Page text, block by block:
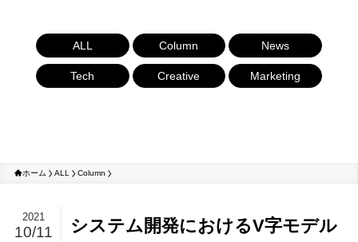
ALL Column News
Tech Creative Marketing
ホーム ALL Column
システム開発におけるV字モデル
2021
10/11